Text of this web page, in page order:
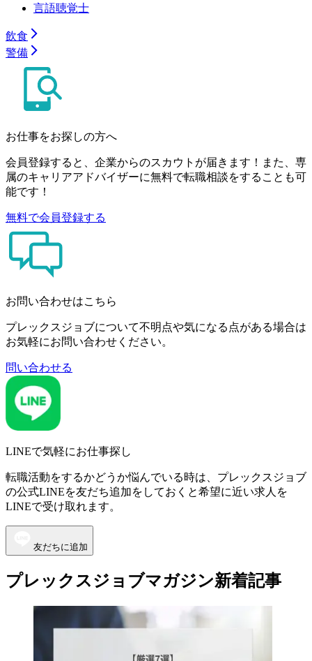
言語聴覚士
飲食
警備
お仕事をお探しの方へ
会員登録すると、企業からのスカウトが届きます！また、専
属のキャリアアドバイザーに無料で転職相談をすることも可
能です！
無料で会員登録する
お問い合わせはこちら
プレックスジョブについて不明点や気になる点がある場合は
お気軽にお問い合わせください。
問い合わせる
LINEで気軽にお仕事探し
転職活動をするかどうか悩んでいる時は、プレックスジョブ
の公式LINEを友だち追加をしておくと希望に近い求人を
LINEで受け取れます。
友だちに追加
プレックスジョブマガジン新着記事